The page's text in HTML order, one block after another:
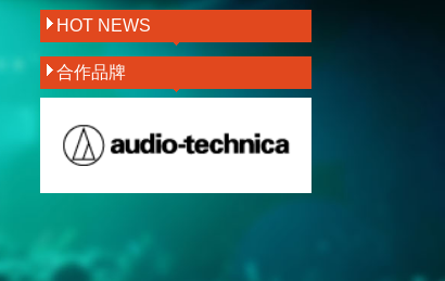
HOT NEWS
合作品牌